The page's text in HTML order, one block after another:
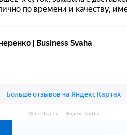
Море Шаров — Яндекс Карты